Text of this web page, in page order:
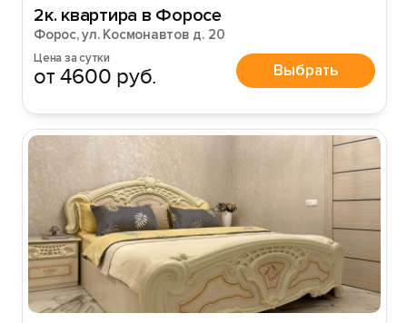
2к. квартира в Форосе
Форос, ул. Космонавтов д. 20
Цена за сутки
от 4600 руб. Выбрать